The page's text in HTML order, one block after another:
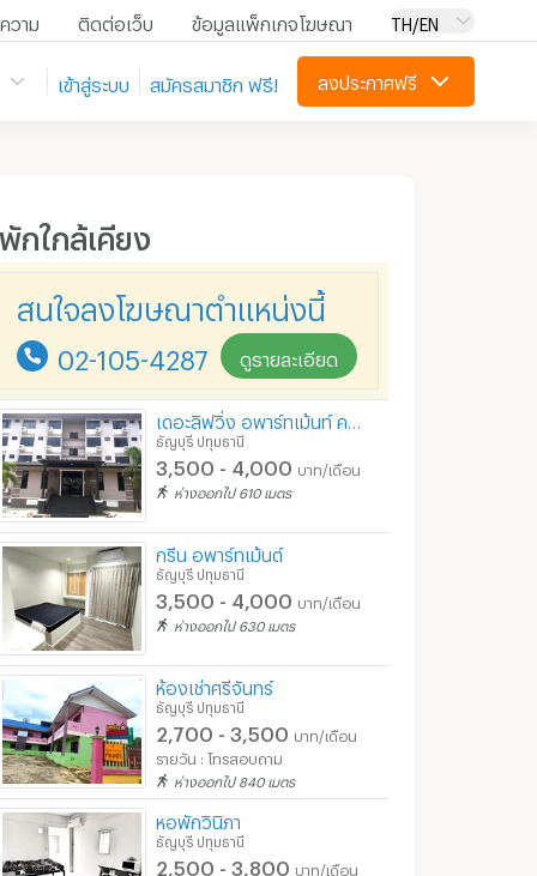
วาม ติดต่อเว็บ ข้อมูลแพ็กเกจโฆษณา TH/EN
เข้าสู่ระบบ สมัครสมาชิก ฟรี! ลงประกาศฟรี
กใกล้เคียง
สนใจลงโฆษณาตำแหน่งนี้
02-105-4287 ดูรายละเอียด
ธัญบุรี ปทุมธานี
3,500 - 4,000 บาท/เดือน
ห่างออกไป 610 เมตร
กรีน อพาร์ทเม้นต์
ธัญบุรี ปทุมธานี
3,500 - 4,000 บาท/เดือน
ห่างออกไป 630 เมตร
ห้องเช่าศรีจันทร์
ธัญบุรี ปทุมธานี
2,700 - 3,500 บาท/เดือน
รายวัน : โทรสอบถาม
ห่างออกไป 840 เมตร
หอพักวินิภา
ธัญบุรี ปทุมธานี
2,500 - 3,800 บาท/เดือน